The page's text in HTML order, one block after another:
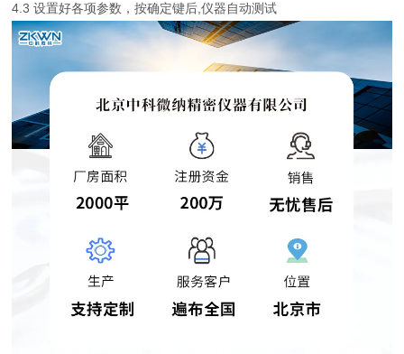
4.3 设置好各项参数，按确定键后,仪器自动测试